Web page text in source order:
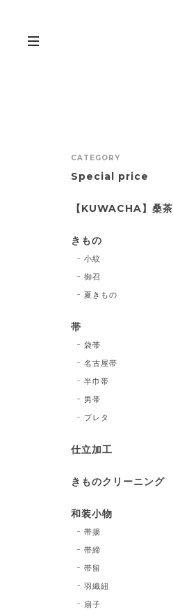
CATEGORY
Special price
【KUWACHA】桑茶
きもの
小紋
御召
夏きもの
帯
袋帯
名古屋帯
半巾帯
男帯
プレタ
仕立加工
きものクリーニング
和装小物
帯揚
帯締
帯留
羽織紐
扇子